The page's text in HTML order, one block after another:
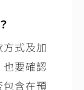
式及加
要確認
含在預